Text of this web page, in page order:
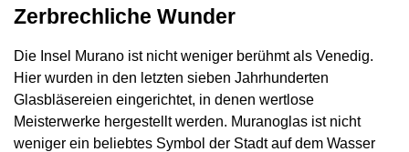
Zerbrechliche Wunder
Die Insel Murano ist nicht weniger berühmt als Venedig.
Hier wurden in den letzten sieben Jahrhunderten
Glasbläsereien eingerichtet, in denen wertlose
Meisterwerke hergestellt werden. Muranoglas ist nicht
weniger ein beliebtes Symbol der Stadt auf dem Wasser